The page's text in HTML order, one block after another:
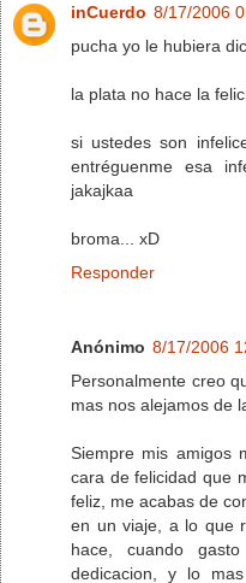
inCuerdo 8/17/2006
pucha yo le hubiera
la plata no hace la
si ustedes son
entréguenme esa
jakajkaa
broma... xD
Responder
Anónimo 8/17/2006
Personalmente creo
mas nos alejamos de
Siempre mis amigos
cara de felicidad que
feliz, me acabas de
en un viaje, a lo que
hace, cuando
dedicacion, y lo